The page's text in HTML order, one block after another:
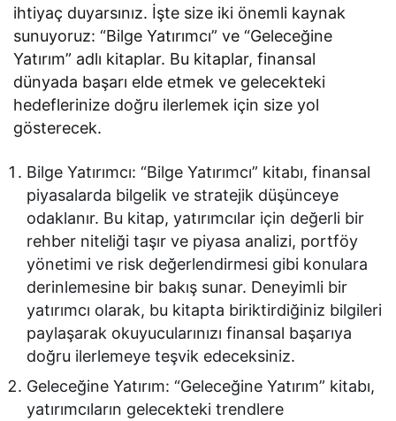
ihtiyaç duyarsınız. İşte size iki önemli kaynak
sunuyoruz: “Bilge Yatırımcı” ve “Geleceğine
Yatırım” adlı kitaplar. Bu kitaplar, finansal
dünyada başarı elde etmek ve gelecekteki
hedeflerinize doğru ilerlemek için size yol
gösterecek.
Bilge Yatırımcı: “Bilge Yatırımcı” kitabı, finansal
piyasalarda bilgelik ve stratejik düşünceye
odaklanır. Bu kitap, yatırımcılar için değerli bir
rehber niteliği taşır ve piyasa analizi, portföy
yönetimi ve risk değerlendirmesi gibi konulara
derinlemesine bir bakış sunar. Deneyimli bir
yatırımcı olarak, bu kitapta biriktirdiğiniz bilgileri
paylaşarak okuyucularınızı finansal başarıya
doğru ilerlemeye teşvik edeceksiniz.
Geleceğine Yatırım: “Geleceğine Yatırım” kitabı,
yatırımcıların gelecekteki trendlere